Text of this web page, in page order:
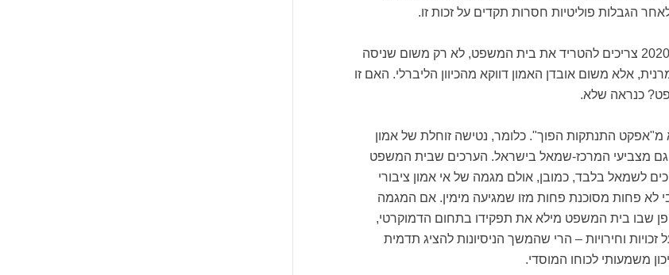
הגבלות פוליטיות חסרות תקדים על זכות זו.
נתוני מדד הדמוקרטיה לשנת 2020 צריכים להטריד את בית המשפט, לא רק משום שניסה
אלא משום אובדן האמון דווקא מהכיוון הליברלי. האם זו
כנראה שלא.
התנתקות הפוך". כלומר, נטישה זוחלת של אמון
גם מצביעי המרכז-שמאל בישראל. הערכים שבית המשפט
לשמאל בלבד, כמובן, אולם מגמה של אי אמון ציבורי
לא פחות מסוכנת פחות מזו שמגיעה מימין. אם המגמה
שבו בית המשפט מילא את תפקידו בתחום הדמוקרטי,
וחירויות – הרי שהמשך הניסיונות להציג תדמית
משמעותי לכוחו המוסדי.